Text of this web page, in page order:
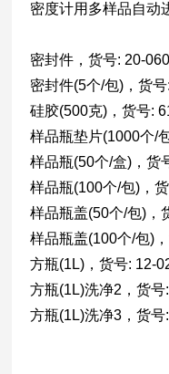
密度计用多样品自动
密封件，货号: 20-
密封件(5个/包)，货号
硅胶(500克)，货号:
样品瓶垫片(1000个/
样品瓶(50个/盒)，货
样品瓶(100个/包)，
样品瓶盖(50个/包)，
样品瓶盖(100个/包)
方瓶(1L)，货号: 12-
方瓶(1L)洗净2，货号
方瓶(1L)洗净3，货号